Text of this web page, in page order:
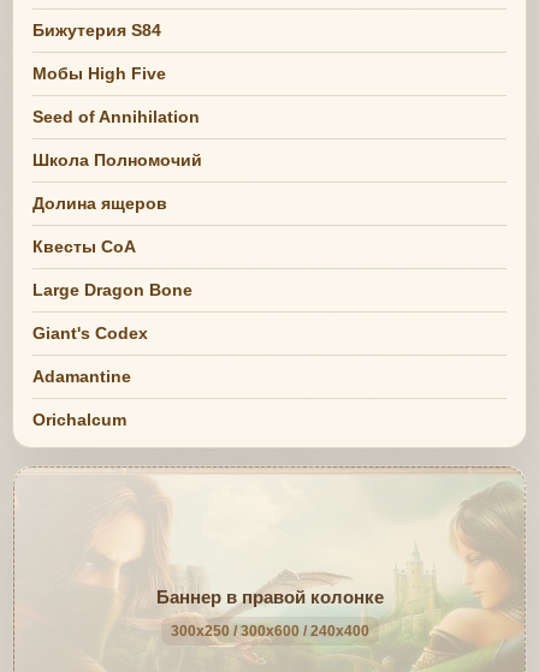
Бижутерия S84
Мобы High Five
Seed of Annihilation
Школа Полномочий
Долина ящеров
Квесты СоА
Large Dragon Bone
Giant's Codex
Adamantine
Orichalcum
Баннер в правой колонке
300x250 / 300x600 / 240x400